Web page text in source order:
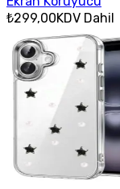
₺299,00KDV Dahil